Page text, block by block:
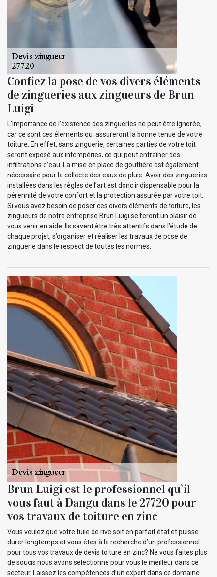
Confiez la pose de vos divers éléments
de zingueries aux zingueurs de Brun
Luigi
L’importance de l’existence des zingueries ne peut être ignorée,
car ce sont ces éléments qui assureront la bonne tenue de votre
toiture. En effet, sans zinguerie, certaines parties de votre toit
seront exposé aux intempéries, ce qui peut entraîner des
infiltrations d’eau. La mise en place de gouttière est également
nécessaire pour la collecte des eaux de pluie. Avoir des zingueries
installées dans les règles de l’art est donc indispensable pour la
pérennité de votre confort et la protection assurée par votre toit.
Si vous avez besoin de poser ces divers éléments de toiture, les
zingueurs de notre entreprise Brun Luigi se feront un plaisir de
vous venir en aide. Ils savent être très attentifs dans l’étude de
chaque projet, s’organiser et réaliser les travaux de pose de
zinguerie dans le respect de toutes les normes.
Brun Luigi est le professionnel qu`il
vous faut à Dangu dans le 27720 pour
vos travaux de toiture en zinc
Vous voulez que votre tuile de rive soit en parfait état et puisse
durer longtemps et vous êtes à la recherche d’un professionnel
pour tous vos travaux de devis toiture en zinc? Ne vous faites plus
de soucis nous avons sélectionné pour vous le meilleur dans ce
secteur. Laissez les compétences d’un expert dans ce domaine